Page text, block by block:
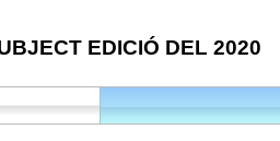
EDICIÓ DEL 2020